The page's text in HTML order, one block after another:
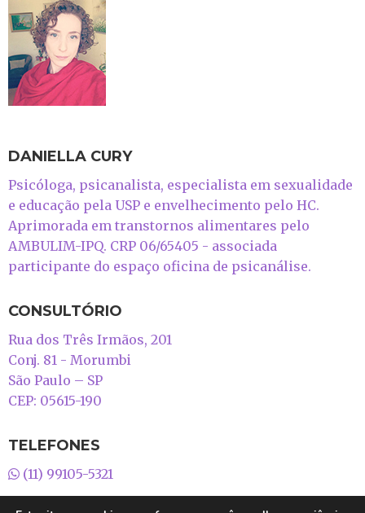
DANIELLA CURY
Psicóloga, psicanalista, especialista em sexualidade
e educação pela USP e envelhecimento pelo HC.
Aprimorada em transtornos alimentares pelo
AMBULIM-IPQ. CRP 06/65405 - associada
participante do espaço oficina de psicanálise.
CONSULTÓRIO
Rua dos Três Irmãos, 201
Conj. 81 - Morumbi
São Paulo – SP
CEP: 05615-190
TELEFONES
(11) 99105-5321